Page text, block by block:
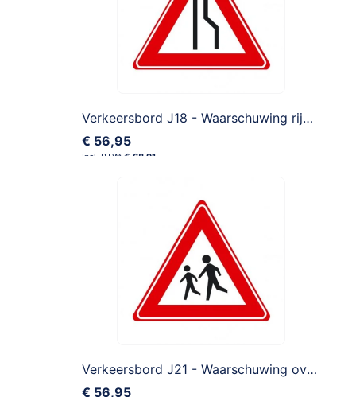
Verkeersbord J18 - Waarschuwing rijbaanversmalling rechts
€ 56,95
€ 68,91
Verkeersbord J21 - Waarschuwing overstekende kinderen
€ 56,95